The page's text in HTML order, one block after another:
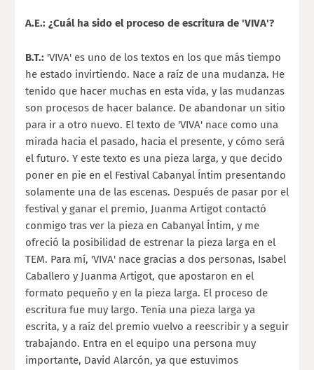
A.E.: ¿Cuál ha sido el proceso de escritura de 'VIVA'?
B.T.: 'VIVA' es uno de los textos en los que más tiempo
he estado invirtiendo. Nace a raíz de una mudanza. He
tenido que hacer muchas en esta vida, y las mudanzas
son procesos de hacer balance. De abandonar un sitio
para ir a otro nuevo. El texto de 'VIVA' nace como una
mirada hacia el pasado, hacia el presente, y cómo será
el futuro. Y este texto es una pieza larga, y que decido
poner en pie en el Festival Cabanyal Íntim presentando
solamente una de las escenas. Después de pasar por el
festival y ganar el premio, Juanma Artigot contactó
conmigo tras ver la pieza en Cabanyal Íntim, y me
ofreció la posibilidad de estrenar la pieza larga en el
TEM. Para mí, 'VIVA' nace gracias a dos personas, Isabel
Caballero y Juanma Artigot, que apostaron en el
formato pequeño y en la pieza larga. El proceso de
escritura fue muy largo. Tenía una pieza larga ya
escrita, y a raíz del premio vuelvo a reescribir y a seguir
trabajando. Entra en el equipo una persona muy
importante, David Alarcón, ya que estuvimos